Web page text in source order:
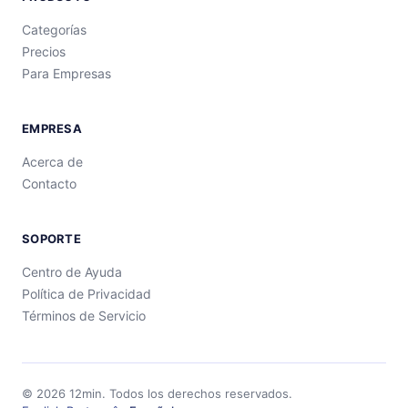
Categorías
Precios
Para Empresas
EMPRESA
Acerca de
Contacto
SOPORTE
Centro de Ayuda
Política de Privacidad
Términos de Servicio
© 2026 12min. Todos los derechos reservados.